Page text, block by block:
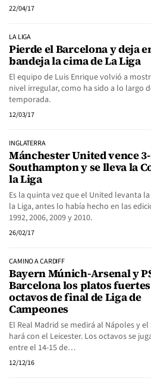
22/04/17
LA LIGA
Pierde el Barcelona y deja
bandeja la cima de La Liga
El equipo de Luis Enrique volvió a
nivel irregular, como ha sido a lo largo
temporada.
12/03/17
INGLATERRA
Mánchester United vence
Southampton y se lleva la
la Liga
Es la quinta vez que el United levanta
la Liga, antes lo había hecho en las
1992, 2006, 2009 y 2010.
26/02/17
CAMINO A CARDIFF
Bayern Múnich-Arsenal y
Barcelona los platos
octavos de final de Liga de
Campeones
El Real Madrid se medirá al Nápoles y
hará con el Leicester. Los octavos se
entre el 14-15 de…
12/12/16